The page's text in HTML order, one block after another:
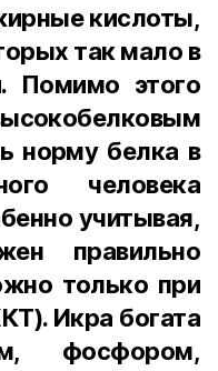
кислоты,
так мало в
Помимо этого
норму белка в
человека
учитывая,
правильно
только при
Икра богата
фосфором,